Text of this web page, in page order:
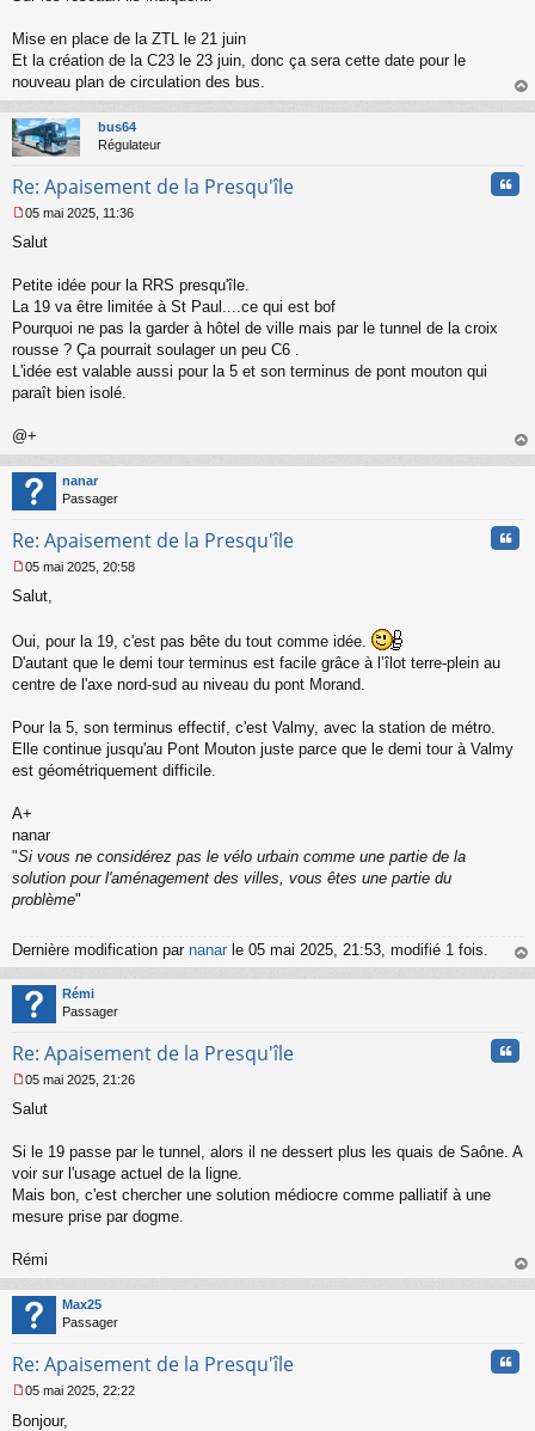
s
g
e
n
o
n
l
Mise en place de la ZTL le 21 juin
Et la création de la C23 le 23 juin, donc ça sera cette date pour le
nouveau plan de circulation des bus.
au
bus64
Régulateur
Re: Apaisement de la Presqu'île
e
s
g
e
n
o
n
05 mai 2025, 11:36
Salut
Petite idée pour la RRS presqu'île.
La 19 va être limitée à St Paul....ce qui est bof
Pourquoi ne pas la garder à hôtel de ville mais par le tunnel de la croix
rousse ? Ça pourrait soulager un peu C6 .
L'idée est valable aussi pour la 5 et son terminus de pont mouton qui
paraît bien isolé.
@+
au
nanar
Passager
Re: Apaisement de la Presqu'île
e
a
g
e
o
n
l
u
05 mai 2025, 20:58
Salut,
Oui, pour la 19, c'est pas bête du tout comme idée.
D'autant que le demi tour terminus est facile grâce à l’îlot terre-plein au
centre de l'axe nord-sud au niveau du pont Morand.
Pour la 5, son terminus effectif, c'est Valmy, avec la station de métro.
Elle continue jusqu'au Pont Mouton juste parce que le demi tour à Valmy
est géométriquement difficile.
A+
nanar
"Si vous ne considérez pas le vélo urbain comme une partie de la
solution pour l'aménagement des villes, vous êtes une partie du
problème"
Dernière modification par nanar le 05 mai 2025, 21:53, modifié 1 fois.
au
Rémi
Passager
Re: Apaisement de la Presqu'île
e
s
a
g
e
n
n
u
05 mai 2025, 21:26
Salut
Si le 19 passe par le tunnel, alors il ne dessert plus les quais de Saône. A
voir sur l'usage actuel de la ligne.
Mais bon, c'est chercher une solution médiocre comme palliatif à une
mesure prise par dogme.
Rémi
au
Max25
Passager
Re: Apaisement de la Presqu'île
e
05 mai 2025, 22:22
Bonjour,